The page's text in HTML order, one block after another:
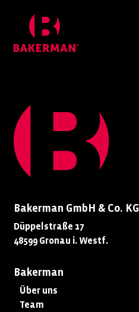
Bakerman GmbH & Co. KG
Düppelstraße 17
48599 Gronau i. Westf.
Bakerman
Über uns
Team